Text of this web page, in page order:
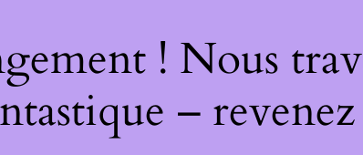
! Nous
–